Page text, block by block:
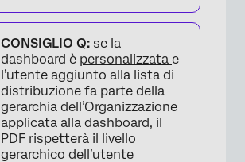
×
CONSIGLIO Q: se la
dashboard è personalizzata e
l’utente aggiunto alla lista di
distribuzione fa parte della
gerarchia dell’Organizzazione
applicata alla dashboard, il
PDF rispetterà il livello
gerarchico dell’utente